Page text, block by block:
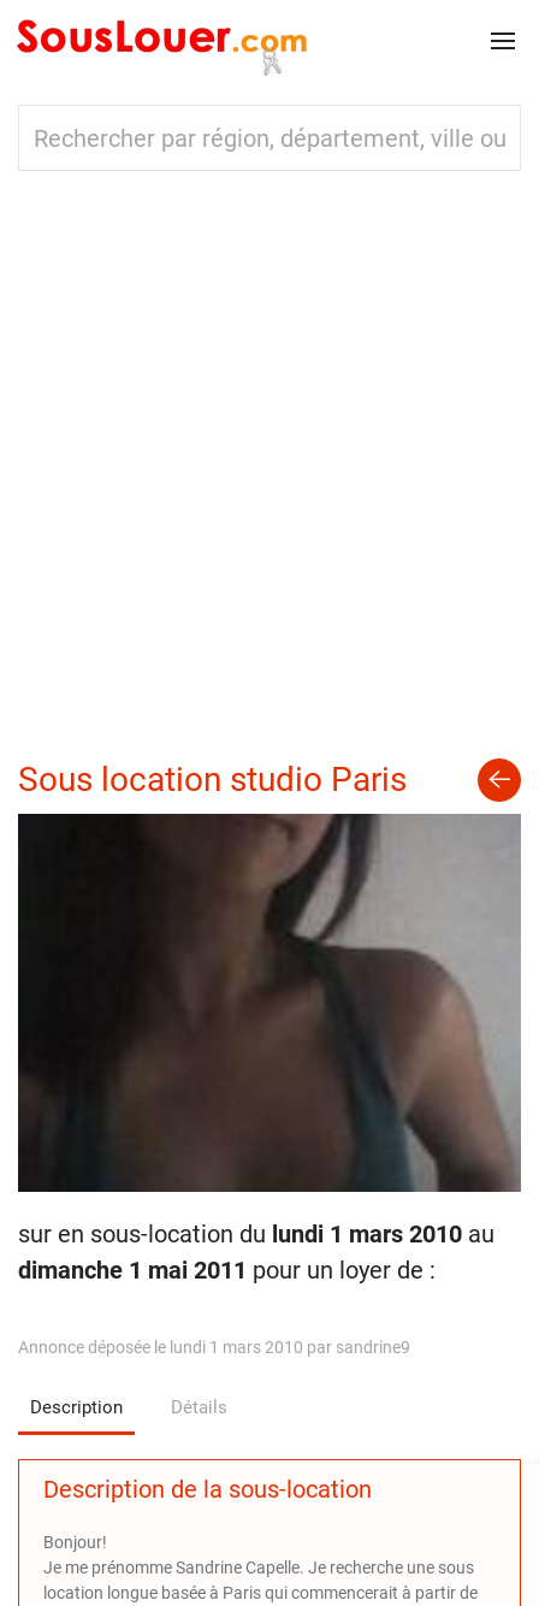
Sous location studio Paris
sur en sous-location du lundi 1 mars 2010 au
dimanche 1 mai 2011 pour un loyer de :
Annonce déposée le lundi 1 mars 2010 par sandrine9
Description Détails
Description de la sous-location
Bonjour!
Je me prénomme Sandrine Capelle. Je recherche une sous
location longue basée à Paris qui commencerait à partir de